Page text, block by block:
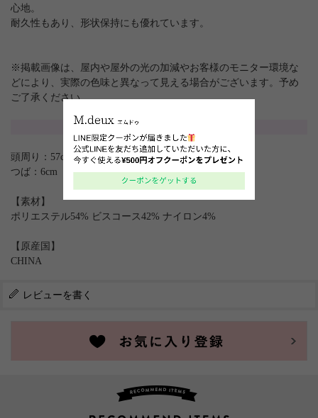
心地。
耐久性もあり、形状保持にも優れています。
※掲載画像は、屋内や屋外の光の加減やお客様のモニター環境な
どにより、実際の色味と異なって見える場合がございます。予め
ご了承ください。
頭周り：57cm
つば：6cm
【素材】
ポリエステル54% ビスコース42% ナイロン4%
【原産国】
CHINA
レビューを書く